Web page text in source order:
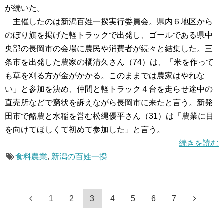
が続いた。
主催したのは新潟百姓一揆実行委員会。県内６地区から
のぼり旗を掲げた軽トラックで出発し、ゴールである県中
央部の長岡市の会場に農民や消費者が続々と結集した。三
条市を出発した農家の橘清久さん（74）は、「米を作って
も草を刈る方が金がかかる。このままでは農家はやれな
い」と参加を決め、仲間と軽トラック４台を走らせ途中の
直売所などで窮状を訴えながら長岡市に来たと言う。新発
田市で酪農と水稲を営む松縄優平さん（31）は「農業に目
を向けてほしくて初めて参加した」と言う。
続きを読む
食料農業, 新潟の百姓一揆
1 2 3 4 5 6 7